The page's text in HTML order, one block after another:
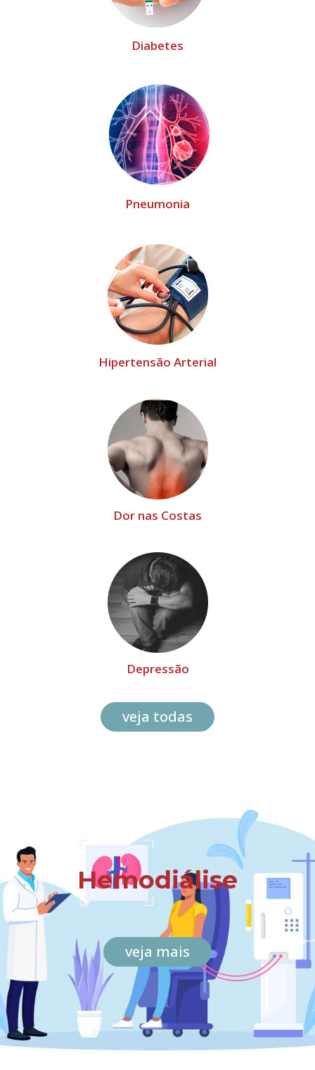
Diabetes
Pneumonia
Hipertensão Arterial
Dor nas Costas
Depressão
veja todas
Hemodiálise
veja mais